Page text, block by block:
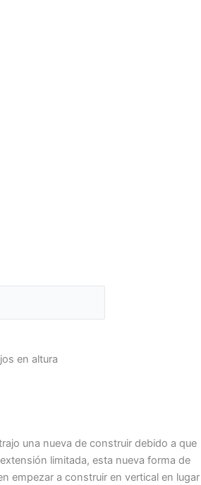
en altura
una nueva de construir debido a que
limitada, esta nueva forma de
empezar a construir en vertical en lugar